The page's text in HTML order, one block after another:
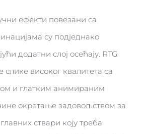
ефекти повезани са
су подједнако
додатни слој осећају. RTG
високог квалитета са
и глатким анимираним
окретање задовољством за
ствари коју треба